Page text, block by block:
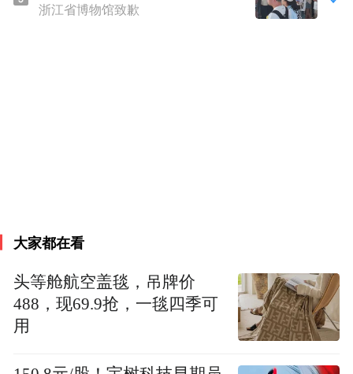
案件提交仲裁机构之后
浙江省博物馆致歉
大家都在看
头等舱航空盖毯，吊牌价
488，现69.9抢，一毯四季可
用